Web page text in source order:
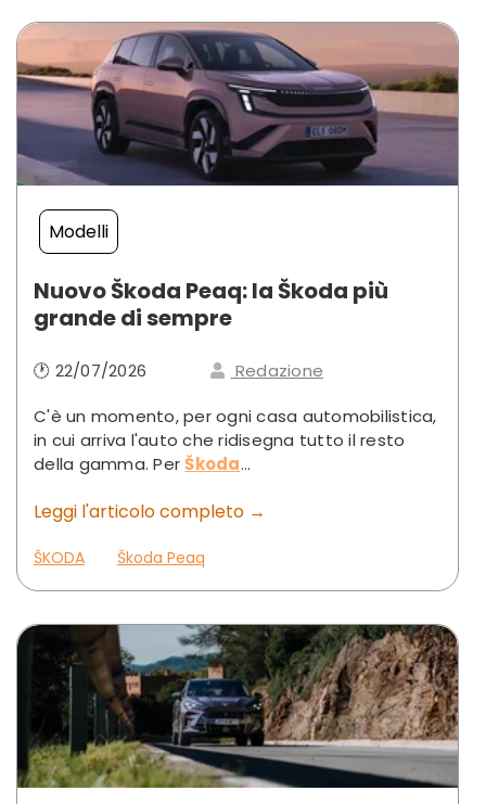
Modelli
Nuovo Škoda Peaq: la Škoda più
grande di sempre
🕐 22/07/2026
Redazione
C'è un momento, per ogni casa automobilistica,
in cui arriva l'autoche ridisegna tutto il resto
della gamma. PerŠkoda...
Leggi l'articolo completo →
ŠKODA Škoda Peaq